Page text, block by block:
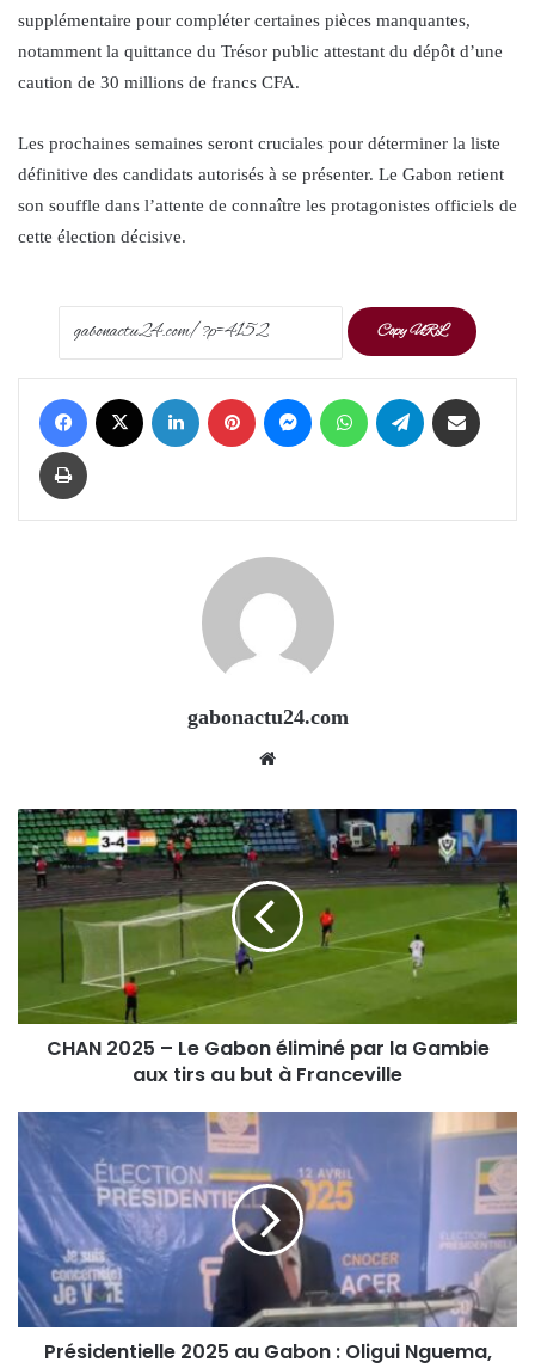
supplémentaire pour compléter certaines pièces manquantes,
notamment la quittance du Trésor public attestant du dépôt d’une
caution de 30 millions de francs CFA.
Les prochaines semaines seront cruciales pour déterminer la liste
définitive des candidats autorisés à se présenter. Le Gabon retient
son souffle dans l’attente de connaître les protagonistes officiels de
cette élection décisive.
Copy URL
Facebook LinkedIn Pinterest Messenger WhatsApp Telegram
Print
gabonactu24.com
CHAN 2025 – Le Gabon éliminé par la Gambie
aux tirs au but à Franceville
Présidentielle 2025 au Gabon : Oligui Nguema,